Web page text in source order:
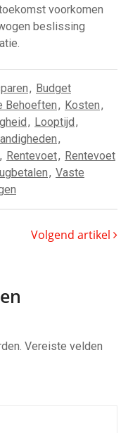
voorkomen
beslissing
, Budget
Behoeften, Kosten,
, Looptijd,
,
, Rentevoet, Rentevoet
, Vaste
Volgend artikel
Vereiste velden